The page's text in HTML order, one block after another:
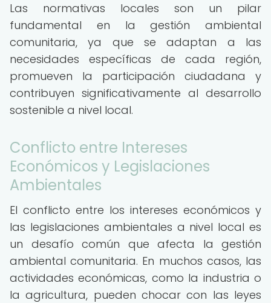
Las normativas locales son un pilar
fundamental en la gestión ambiental
comunitaria, ya que se adaptan a las
necesidades específicas de cada región,
promueven la participación ciudadana y
contribuyen significativamente al desarrollo
sostenible a nivel local.
Conflicto entre Intereses
Económicos y Legislaciones
Ambientales
El conflicto entre los intereses económicos y
las legislaciones ambientales a nivel local es
un desafío común que afecta la gestión
ambiental comunitaria. En muchos casos, las
actividades económicas, como la industria o
la agricultura, pueden chocar con las leyes